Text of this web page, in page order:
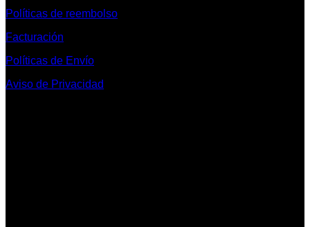
Políticas de reembolso
Facturación
Políticas de Envío
Aviso de Privacidad